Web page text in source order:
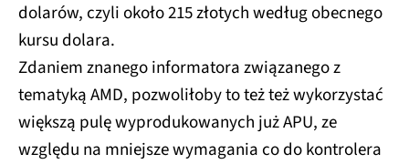
dolarów, czyli około 215 złotych według obecnego
kursu dolara.
Zdaniem znanego informatora związanego z
tematyką AMD, pozwoliłoby to też też wykorzystać
większą pulę wyprodukowanych już APU, ze
względu na mniejsze wymagania co do kontrolera